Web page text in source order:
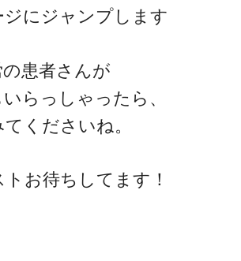
にジャンプします
患者さんが
らっしゃったら、
くださいね。
お待ちしてます！